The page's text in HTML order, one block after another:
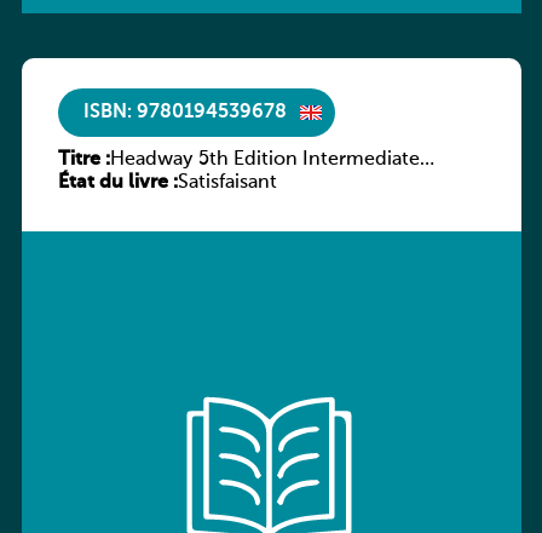
ISBN: 9780194539678
Titre :Headway 5th Edition Intermediate
Workbook without key
État du livre :Satisfaisant